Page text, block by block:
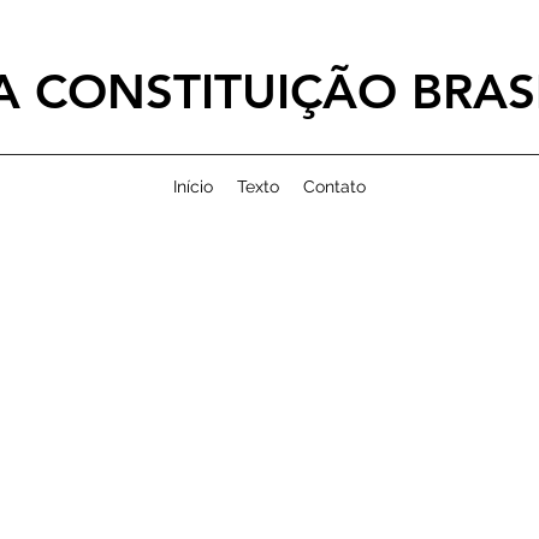
CONSTITUIÇÃO
Início Texto Contato